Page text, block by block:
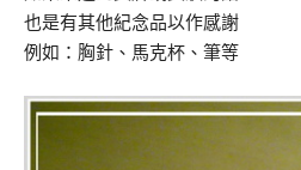
也是有其他紀念品以作感謝
例如：胸針、馬克杯、筆等